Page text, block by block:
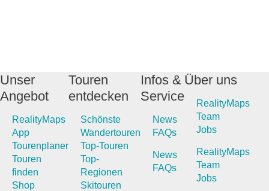
Unser
Angebot
RealityMaps
App
Tourenplaner
Touren
finden
Shop
Touren
entdecken
Schönste
Wandertouren
Top-Touren
Top-
Regionen
Skitouren
Infos &
Service
News
FAQs
News
FAQs
Über uns
RealityMaps
Team
Jobs
RealityMaps
Team
Jobs